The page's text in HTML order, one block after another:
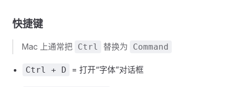
快捷键
Mac 上通常把 Ctrl 替换为 Command
Ctrl + D = 打开“字体”对话框